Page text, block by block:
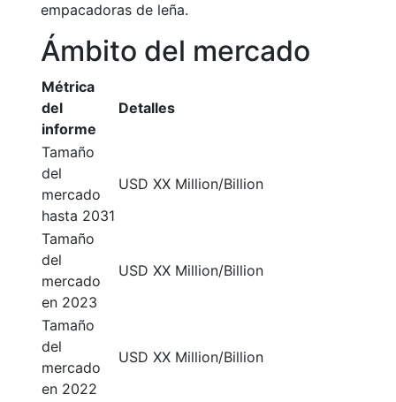
empacadoras de leña.
Ámbito del mercado
Métrica
del
informe
Detalles
Tamaño
del
mercado
hasta 2031
USD XX Million/Billion
Tamaño
del
mercado
en 2023
USD XX Million/Billion
Tamaño
del
mercado
en 2022
USD XX Million/Billion